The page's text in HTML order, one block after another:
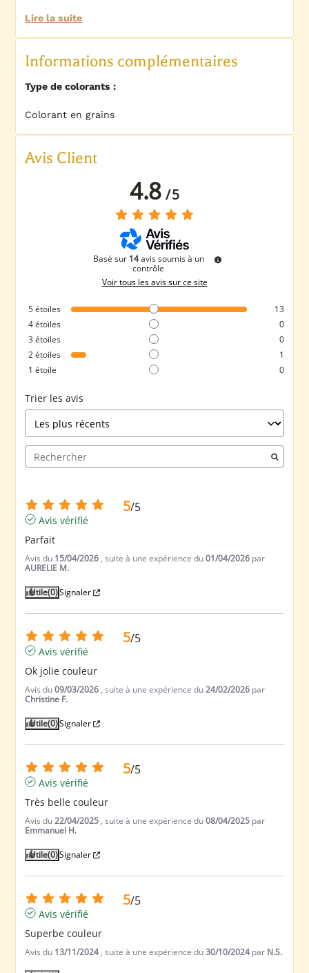
Lire la suite
Informations complémentaires
Type de colorants :
Colorant en grains
Avis Client
4.8/5
Basé sur 14 avis soumis à un
contrôle
Voir tous les avis sur ce site
5étoiles
13
4étoiles
0
3étoiles
0
2étoiles
1
1étoile 0
Trier les avis
5/5
Avis vérifié
Parfait
Avis du 15/04/2026 , suite à une expérience du01/04/2026 par
AURELIE M.
Utile(0)Signaler
5/5
Avis vérifié
Ok jolie couleur
Avis du09/03/2026 , suite à une expérience du24/02/2026 par
Christine F.
Utile(0)Signaler
5/5
Avis vérifié
Très belle couleur
Avis du22/04/2025 , suite à une expérience du08/04/2025 par
Emmanuel H.
Utile(0)Signaler
5/5
Avis vérifié
Superbe couleur
Avis du 13/11/2024 , suite à une expérience du30/10/2024 par N.S.